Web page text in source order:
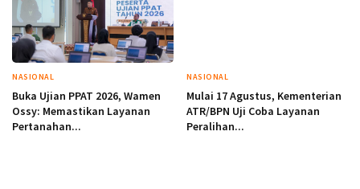
NASIONAL
Buka Ujian PPAT 2026, Wamen
Ossy: Memastikan Layanan
Pertanahan...
NASIONAL
Mulai 17 Agustus, Kementerian
ATR/BPN Uji Coba Layanan
Peralihan...